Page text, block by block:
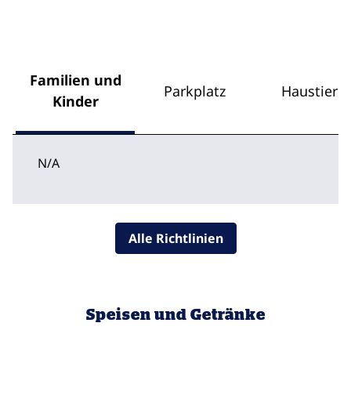
Familien und
Kinder
Parkplatz Haustiere
N/A
Alle Richtlinien
Speisen und Getränke